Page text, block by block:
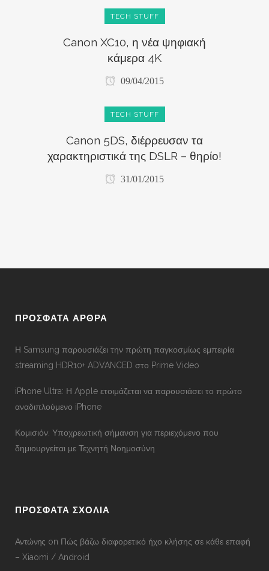
TECH STUFF
Canon XC10, η νέα ψηφιακή
κάμερα 4K
09/04/2015
TECH STUFF
Canon 5DS, διέρρευσαν τα
χαρακτηριστικά της DSLR – θηρίο!
31/01/2015
ΠΡΟΣΦΑΤΑ ΑΡΘΡΑ
Η Samsung παρουσιάζει την πρώτη παγκοσμίως εμπειρία
streaming HDR10+ ADVANCED στο Prime Video
iPhone Ultra: Η Apple ετοιμάζεται να παρουσιάσει το πρώτο
αναδιπλούμενο iPhone
Κομισιόν: Υποχρεωτική σήμανση για περιεχόμενο που
δημιουργείται με Τεχνητή Νοημοσύνη
ΠΡΟΣΦΑΤΑ ΣΧΟΛΙΑ
Αντώνης on Πώς βάζω διαφορετικό ήχο κλήσης σε κάθε επαφή
– Xiaomi / Android